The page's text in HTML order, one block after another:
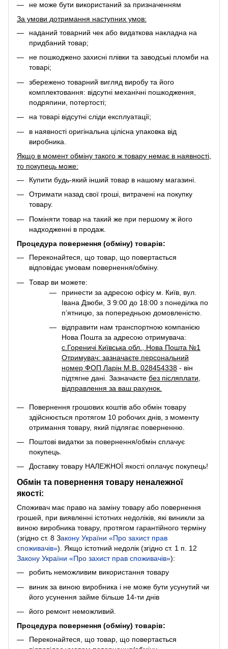
не може бути використаний за призначенням
За умови дотримання наступних умов:
наданий товарний чек або видаткова накладна на
придбаний товар;
не пошкоджено захисні плівки та заводські пломби на
товарі;
збережено товарний вигляд виробу та його
комплектовання: відсутні механічні пошкодження,
подряпини, потертості;
на товарі відсутні сліди експлуатації;
в наявності оригінальна цілісна упаковка від
виробника.
Якщо в момент обміну такого ж товару немає в наявності,
то покупець може:
Купити будь-який інший товар в нашому магазині.
Отримати назад свої гроші, витрачені на покупку
товару.
Поміняти товар на такий же при першому ж його
надходженні в продаж.
Процедура повернення (обміну) товарів:
Переконайтеся, що товар, що повертається
відповідає умовам повернення/обміну.
Товар ви можете:
принести за адресою офісу м. Київ, вул.
Івана Дзюби, 3 9:00 до 18:00 з понеділка по
п’ятницю, за попередньою домовленістю.
відправити нам транспортною компанією
Нова Пошта за адресою отримувача:
с.Гореничі Київська обл., Нова Пошта №1
Отримувач: зазначаєте персональний
номер ФОП Ларін М.В. 028454338 - він
підтягне дані. Зазначаєте без післяплати
відправлення за ваш рахунок.
Повернення грошових коштів або обмін товару
здійснюється протягом 10 робочих днів, з моменту
отримання товару, який підлягає поверненню.
Поштові видатки за повернення/обмін сплачує
покупець.
Доставку товару НАЛЕЖНОЇ якості оплачує покупець!
Обмін та повернення товару неналежної
якості:
Споживач має право на заміну товару або повернення
грошей, при виявленні істотних недоліків, які виникли за
виною виробника товару, протягом гарантійного терміну
(згідно ст. 8 Закону України «Про захист прав
споживачів»). Якщо істотний недолік (згідно ст. 1 п. 12
Закону України «Про захист прав споживачів»):
робить неможливим використання товару
виник за виною виробника і не може бути усунутий чи
його усунення займе більше 14-ти днів
його ремонт неможливий.
Процедура повернення (обміну) товарів:
Переконайтеся, що товар, що повертається